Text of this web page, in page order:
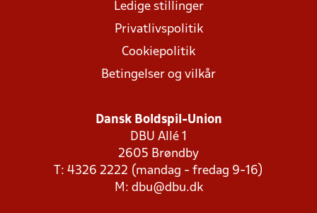
Ledige stillinger
Privatlivspolitik
Cookiepolitik
Betingelser og vilkår
Dansk Boldspil-Union
DBU Allé 1
2605 Brøndby
T: 4326 2222 (mandag - fredag 9-16)
M: dbu@dbu.dk